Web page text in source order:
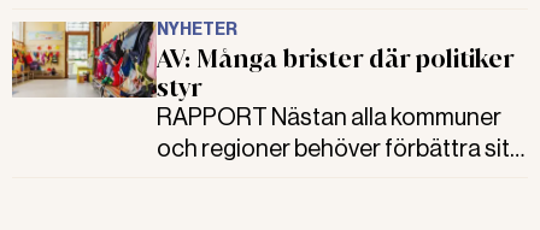
NYHETER
AV: Många brister där politiker
styr
RAPPORT Nästan alla kommuner
och regioner behöver förbättra sitt